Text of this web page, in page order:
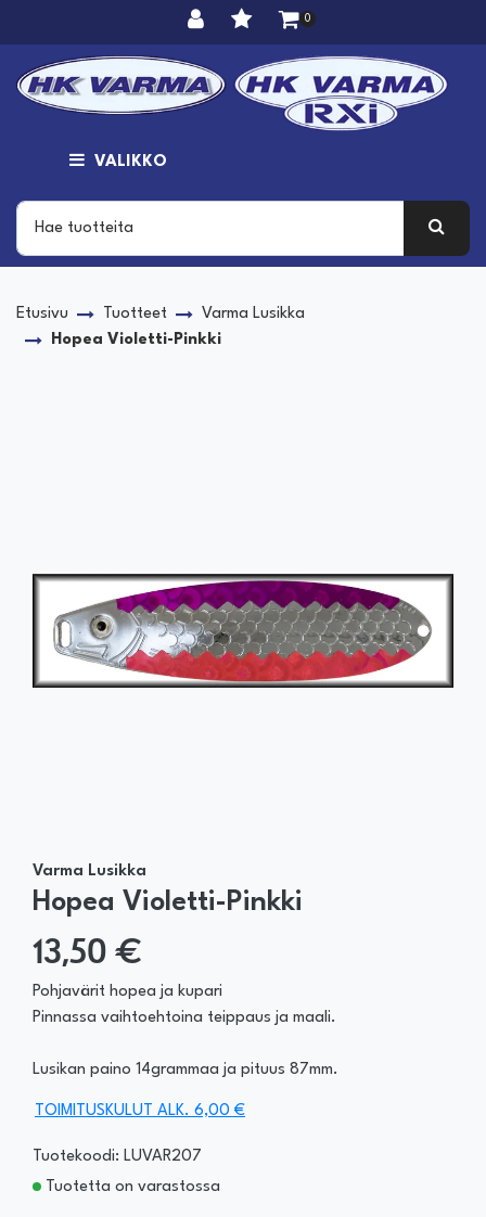
0
VALIKKO
Etusivu Tuotteet
Varma Lusikka
Hopea Violetti-Pinkki
Varma Lusikka
Hopea Violetti-Pinkki
13,50 €
Pohjavärit hopea ja kupari
Pinnassa vaihtoehtoina teippaus ja maali.
Lusikan paino 14grammaa ja pituus 87mm.
TOIMITUSKULUT ALK. 6,00 €
Tuotekoodi: LUVAR207
Tuotetta on varastossa